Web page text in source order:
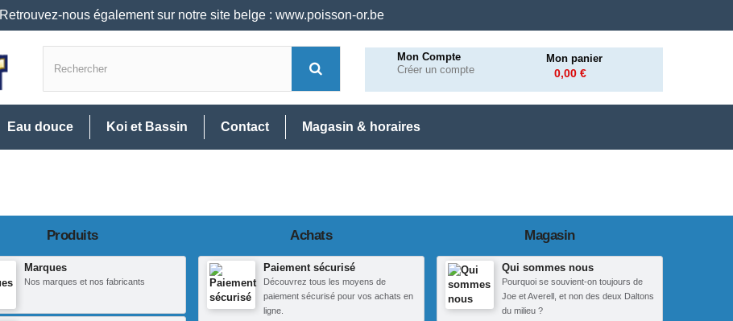
Retrouvez-nous également sur notre site belge : www.poisson-or.be
Mon Compte
Créer un compte
Mon panier
0,00 €
Eau douce Koi et Bassin Contact Magasin & horaires
Produits
Marques
Nos marques et nos fabricants
Achats
Paiement sécurisé
Découvrez tous les moyens de
paiement sécurisé pour vos achats en
ligne.
Magasin
Qui sommes nous
Pourquoi se souvient-on toujours de
Joe et Averell, et non des deux Daltons
du milieu ?